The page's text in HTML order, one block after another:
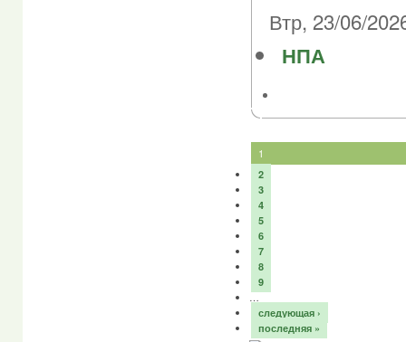
Втр, 23/06/
НПА
1
2
3
4
5
6
7
8
9
…
следующая ›
последняя »